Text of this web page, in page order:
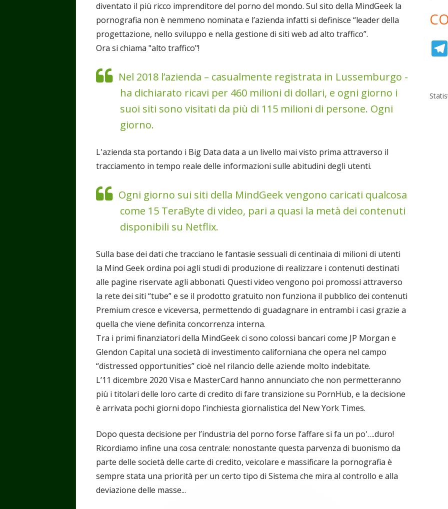
diventato il più ricco imprenditore del porno del mondo. Sul sito della MindGeek la
pornografia non è nemmeno nominata e l’azienda infatti si definisce “leader della
progettazione, nello sviluppo e nella gestione di siti web ad alto traffico”.
Ora si chiama "alto traffico"!
Nel 2018 l’azienda – casualmente registrata in Lussemburgo -
ha dichiarato ricavi per 460 milioni di dollari, e ogni giorno i
suoi siti sono visitati da più di 115 milioni di persone. Ogni
giorno.
L'azienda sta portando i Big Data data a un livello mai visto prima attraverso il
tracciamento in tempo reale delle informazioni sulle abitudini degli utenti.
Ogni giorno sui siti della MindGeek vengono caricati qualcosa
come 15 TeraByte di video, pari a quasi la metà dei contenuti
disponibili su Netflix.
Sulla base dei dati che tracciano le fantasie sessuali di centinaia di milioni di utenti
la Mind Geek ordina poi agli studi di produzione di realizzare i contenuti destinati
alle pagine riservate agli abbonati. Questi video vengono poi promossi attraverso
la rete dei siti “tube” e se il prodotto gratuito non funziona il pubblico dei contenuti
Premium cresce e viceversa, permettendo di guadagnare in entrambi i casi grazie a
quella che viene definita concorrenza interna.
Tra i primi finanziatori della MindGeek ci sono colossi bancari come JP Morgan e
Glendon Capital una società di investimento californiana che opera nel campo
“distressed opportunities” cioè nel rilancio delle aziende molto indebitate.
L’11 dicembre 2020 Visa e MasterCard hanno annunciato che non permetteranno
più i titolari delle loro carte di credito di fare transizione su PornHub, e la decisione
è arrivata pochi giorni dopo l’inchiesta giornalistica del New York Times.
Dopo questa decisione per l’industria del porno forse l’affare si fa un po'….duro!
Ricordiamo infine una cosa centrale: nonostante questa parvenza di buonismo da
parte delle società delle carte di credito, veicolare e massificare la pornografia è
sempre stata una priorità per un certo tipo di Sistema che mira al controllo e alla
deviazione delle masse...